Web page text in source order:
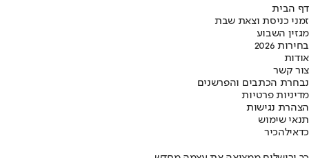
דף הבית
זמני כניסת וצאת שבת
מגזין השבוע
בחירות 2026
אודות
צור קשר
נבחרת הכתבים והפרשנים
מדיניות פרטיות
הצהרת נגישות
תנאי שימוש
כדאילהכיר